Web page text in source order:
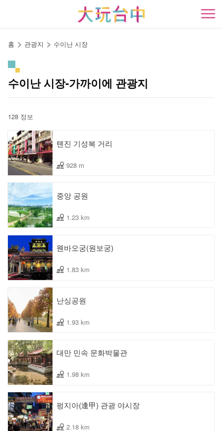
開
홈 관광지 수이난 시장
수이난 시장-가까이에 관광지
128 정보
톈진 기성복 거리
928 m
중앙 공원
1.23 km
웬바오궁(원보궁)
1.83 km
난싱공원
1.93 km
대만 민속 문화박물관
1.98 km
펑지아(逢甲) 관광 야시장
2.18 km